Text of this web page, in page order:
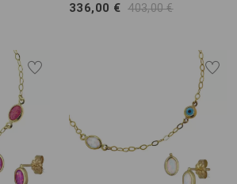
336,00 € 403,00 €